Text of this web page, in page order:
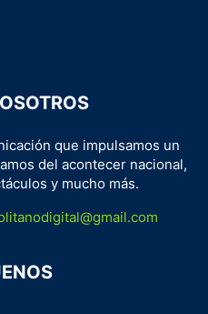
que impulsamos un
del acontecer nacional,
y mucho más.